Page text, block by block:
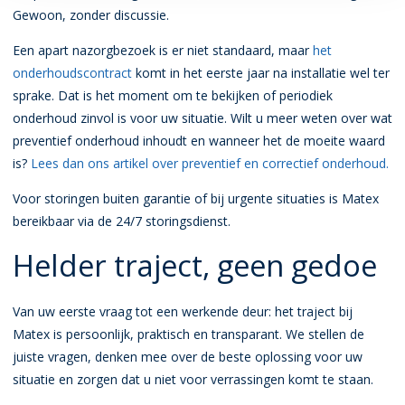
Gewoon, zonder discussie.
Een apart nazorgbezoek is er niet standaard, maarhet
onderhoudscontract komt in het eerste jaar na installatie wel ter
sprake. Dat is het moment om te bekijken of periodiek
onderhoud zinvol is voor uw situatie. Wilt u meer weten over wat
preventief onderhoud inhoudt en wanneer het de moeite waard
is? Lees dan ons artikel over preventief en correctief onderhoud.
Voor storingen buiten garantie of bij urgente situaties is Matex
bereikbaar via de 24/7 storingsdienst.
Helder traject, geen gedoe
Van uw eerste vraag tot een werkende deur: het traject bij
Matex is persoonlijk, praktisch en transparant. We stellen de
juiste vragen, denken mee over de beste oplossing voor uw
situatie en zorgen dat u niet voor verrassingen komt te staan.